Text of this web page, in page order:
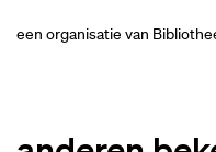
een organisatie van